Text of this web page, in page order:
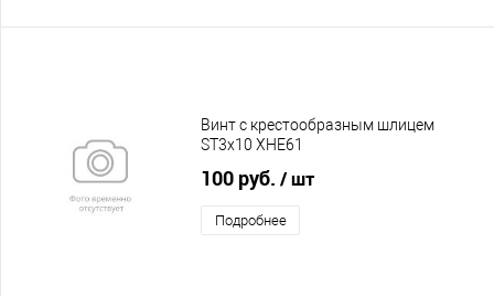
Винт с крестообразным шлицем
ST3х10 XHE61
100 руб. / шт
Подробнее